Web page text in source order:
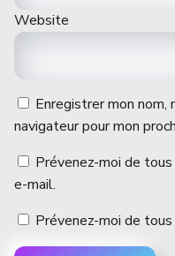
Website
Enregistrer mon
navigateur pour mon
Prévenez-moi de
e-mail.
Prévenez-moi de